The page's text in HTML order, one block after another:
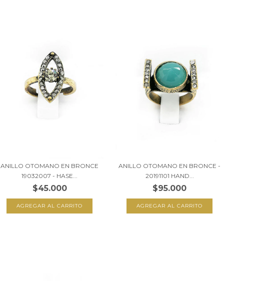
ANILLO OTOMANO EN BRONCE
19032007 - HASE...
$45.000
ANILLO OTOMANO EN BRONCE -
20191101 HAND...
$95.000
AGREGAR AL CARRITO